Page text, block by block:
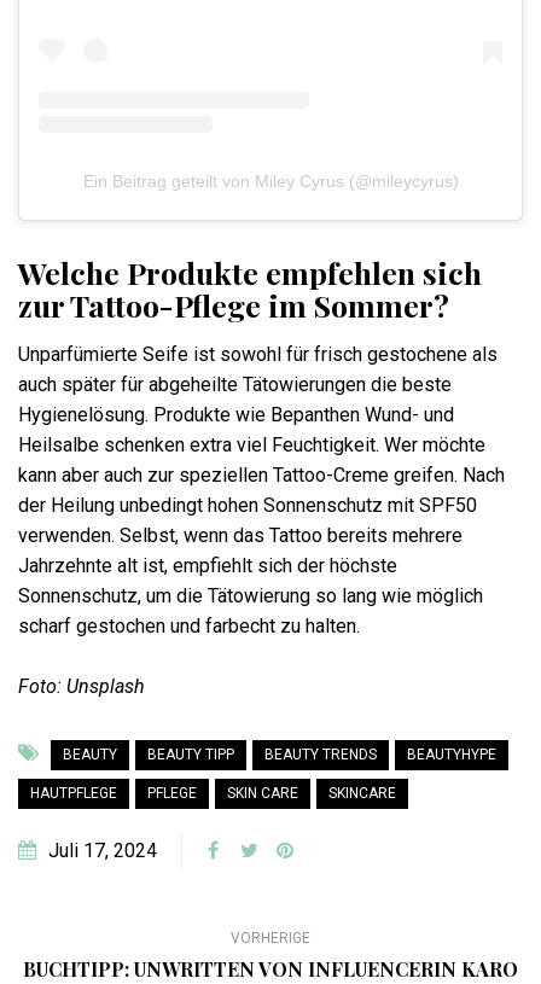
Ein Beitrag geteilt von Miley Cyrus (@mileycyrus)
Welche Produkte empfehlen sich
zur Tattoo-Pflege im Sommer?
Unparfümierte Seife ist sowohl für frisch gestochene als
auch später für abgeheilte Tätowierungen die beste
Hygienelösung. Produkte wie Bepanthen Wund- und
Heilsalbe schenken extra viel Feuchtigkeit. Wer möchte
kann aber auch zur speziellen Tattoo-Creme greifen. Nach
der Heilung unbedingt hohen Sonnenschutz mit SPF50
verwenden. Selbst, wenn das Tattoo bereits mehrere
Jahrzehnte alt ist, empfiehlt sich der höchste
Sonnenschutz, um die Tätowierung so lang wie möglich
scharf gestochen und farbecht zu halten.
Foto: Unsplash
BEAUTY BEAUTY TIPP BEAUTY TRENDS BEAUTYHYPE
HAUTPFLEGE PFLEGE SKIN CARE SKINCARE
Juli 17, 2024
VORHERIGE
BUCHTIPP: UNWRITTEN VON INFLUENCERIN KARO